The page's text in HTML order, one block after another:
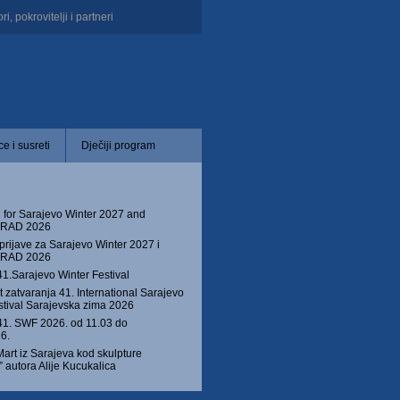
pokrovitelji i partneri
i susreti Dječiji program
for Sarajevo Winter 2027 and
2026
za Sarajevo Winter 2027 i
2026
Winter Festival
zatvaranja 41. International Sarajevo
Sarajevska zima 2026
SWF 2026. od 11.03 do
iz Sarajeva kod skulpture
autora Alije Kucukalica